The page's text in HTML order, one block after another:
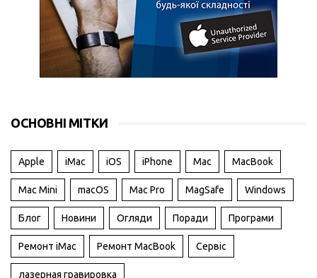
ОСНОВНІ МІТКИ
Apple iMac iOS iPhone Mac MacBook
Mac Mini macOS Mac Pro MagSafe Windows
Блог Новини Огляди Поради Програми
Ремонт iMac Ремонт MacBook Сервіс
лазерная гравировка